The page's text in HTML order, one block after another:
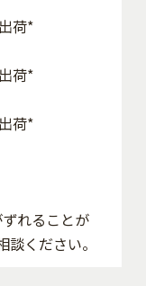
荷*
荷*
荷*
れることが
ください。